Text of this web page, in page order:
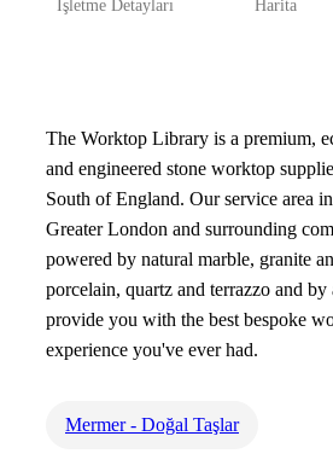
İşletme Detayları Harita
The Worktop Library is a premium,
and engineered stone worktop
South of England. Our service area
Greater London and surrounding
powered by natural marble, granite
porcelain, quartz and terrazzo and
provide you with the best bespoke
experience you've ever had.
Mermer - Doğal Taşlar